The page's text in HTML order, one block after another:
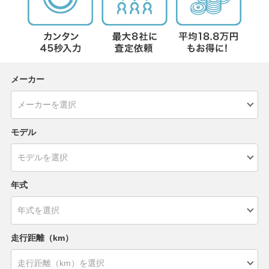
メーカー
モデル
年式
走行距離（km）